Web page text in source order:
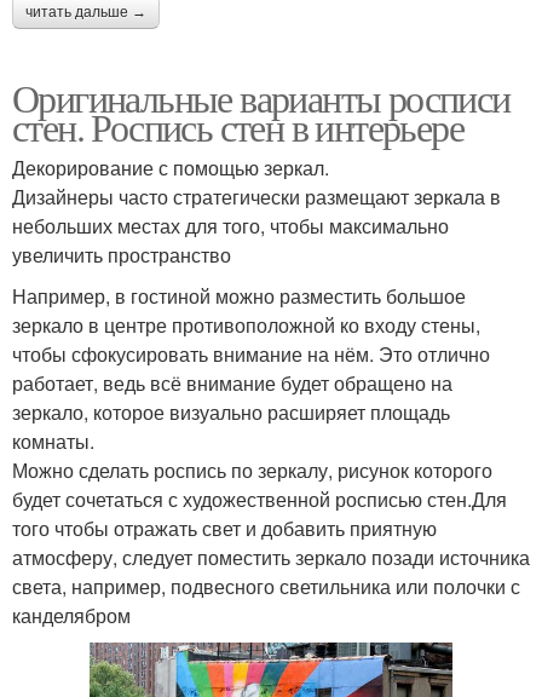
читать дальше →
Оригинальные варианты росписи
стен. Роспись стен в интерьере
Декорирование с помощью зеркал.
Дизайнеры часто стратегически размещают зеркала в
небольших местах для того, чтобы максимально
увеличить пространство
Например, в гостиной можно разместить большое
зеркало в центре противоположной ко входу стены,
чтобы сфокусировать внимание на нём. Это отлично
работает, ведь всё внимание будет обращено на
зеркало, которое визуально расширяет площадь
комнаты.
Можно сделать роспись по зеркалу, рисунок которого
будет сочетаться с художественной росписью стен.Для
того чтобы отражать свет и добавить приятную
атмосферу, следует поместить зеркало позади источника
света, например, подвесного светильника или полочки с
канделябром